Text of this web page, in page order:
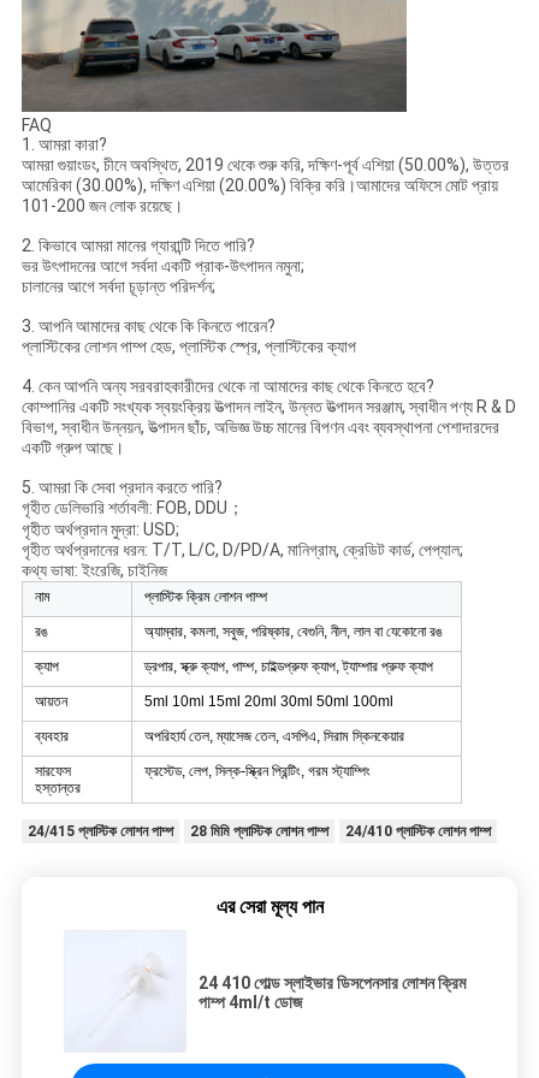
FAQ
1. আমরা কারা?
আমরা গুয়াংডং, চীনে অবস্থিত, 2019 থেকে শুরু করি, দক্ষিণ-পূর্ব এশিয়া (50.00%), উত্তর
আমেরিকা (30.00%), দক্ষিণ এশিয়া (20.00%) বিক্রি করি।আমাদের অফিসে মোট প্রায়
101-200 জন লোক রয়েছে।
2. কিভাবে আমরা মানের গ্যারান্টি দিতে পারি?
ভর উৎপাদনের আগে সর্বদা একটি প্রাক-উৎপাদন নমুনা;
চালানের আগে সর্বদা চূড়ান্ত পরিদর্শন;
3. আপনি আমাদের কাছ থেকে কি কিনতে পারেন?
প্লাস্টিকের লোশন পাম্প হেড, প্লাস্টিক স্প্রে, প্লাস্টিকের ক্যাপ
4. কেন আপনি অন্য সরবরাহকারীদের থেকে না আমাদের কাছ থেকে কিনতে হবে?
কোম্পানির একটি সংখ্যক স্বয়ংক্রিয় উত্পাদন লাইন, উন্নত উত্পাদন সরঞ্জাম, স্বাধীন পণ্য R & D
বিভাগ, স্বাধীন উন্নয়ন, উত্পাদন ছাঁচ, অভিজ্ঞ উচ্চ মানের বিপণন এবং ব্যবস্থাপনা পেশাদারদের
একটি গ্রুপ আছে।
5. আমরা কি সেবা প্রদান করতে পারি?
গৃহীত ডেলিভারি শর্তাবলী: FOB, DDU；
গৃহীত অর্থপ্রদান মুদ্রা: USD;
গৃহীত অর্থপ্রদানের ধরন: T/T, L/C, D/PD/A, মানিগ্রাম, ক্রেডিট কার্ড, পেপ্যাল;
কথ্য ভাষা: ইংরেজি, চাইনিজ
নাম প্লাস্টিক ক্রিম লোশন পাম্প
রঙ অ্যাম্বার, কমলা, সবুজ, পরিষ্কার, বেগুনি, নীল, লাল বা যেকোনো রঙ
ক্যাপ ড্রপার, স্ক্রু ক্যাপ, পাম্প, চাইল্ডপ্রুফ ক্যাপ, ট্যাম্পার প্রুফ ক্যাপ
আয়তন 5ml 10ml 15ml 20ml 30ml 50ml 100ml
ব্যবহার অপরিহার্য তেল, ম্যাসেজ তেল, এসপিএ, সিরাম স্কিনকেয়ার
সারফেস
হস্তান্তর
ফ্রস্টেড, লেপ, সিল্ক-স্ক্রিন প্রিন্টিং, গরম স্ট্যাম্পিং
24/415 প্লাস্টিক লোশন পাম্প 28 মিমি প্লাস্টিক লোশন পাম্প 24/410 প্লাস্টিক লোশন পাম্প
এর সেরা মূল্য পান
24 410 গোল্ড স্লাইভার ডিসপেনসার লোশন ক্রিম
পাম্প 4ml/t ডোজ